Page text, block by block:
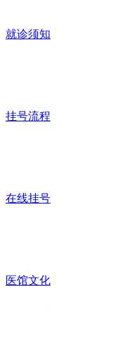
就诊须知
挂号流程
在线挂号
医馆文化